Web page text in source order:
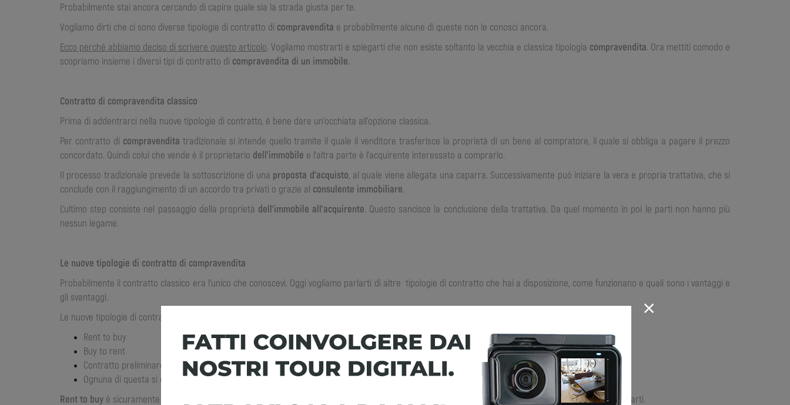
×
Probabilmente stai ancora cercando di capire quale sia la strada giusta per te.
Vogliamo dirti che ci sono diverse tipologie di contratto di compravendita e probabilmente alcune di queste non le conosci ancora.
Ecco perché abbiamo deciso di scrivere questo articolo. Vogliamo mostrarti e spiegarti che non esiste soltanto la vecchia e classica tipologia compravendita. Ora mettiti comodo e
scopriamo insieme i diversi tipi di contratto di compravendita di un immobile.
Contratto di compravendita classico
Prima di addentrarci nella nuove tipologie di contratto, è bene dare un’occhiata all’opzione classica.
Per contratto di compravendita tradizionale si intende quello tramite il quale il venditore trasferisce la proprietà di un bene al compratore, il quale si obbliga a pagare il prezzo
concordato. Quindi colui che vende è il proprietario dell’immobile e l’altra parte è l’acquirente interessato a comprarlo.
Il processo tradizionale prevede la sottoscrizione di una proposta d’acquisto, al quale viene allegata una caparra. Successivamente può iniziare la vera e propria trattativa, che si
conclude con il raggiungimento di un accordo tra privati o grazie al consulente immobiliare.
L’ultimo step consiste nel passaggio della proprietà dell’immobile all’acquirente. Questo sancisce la conclusione della trattativa. Da quel momento in poi le parti non hanno più
nessun legame.
Le nuove tipologie di contratto di compravendita
Probabilmente il contratto classico era l’unico che conoscevi. Oggi vogliamo parlarti di altre tipologie di contratto che hai a disposizione, come funzionano e quali sono i vantaggi e
gli svantaggi.
Le nuove tipologie di contratto di compravendita sono principalmente tre:
Rent to buy
Buy to rent
Contratto preliminare di vendita ad effetti anticipati
Ognuna di questa si differenzia dalle altre. Andiamo a scoprirle insieme.
Rent to buy è sicuramente una delle tipologie più conosciuta e più utilizzata. Questo tipo di formula mette a disposizione tanti benefici per entrambe le parti.